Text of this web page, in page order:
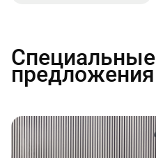
Специальные
предложения